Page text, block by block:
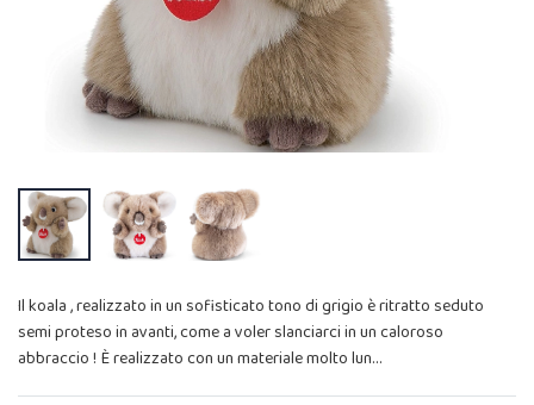
Il koala , realizzato in un sofisticato tono di grigio è ritratto seduto
semi proteso in avanti, come a voler slanciarci in un caloroso
abbraccio ! È realizzato con un materiale molto lun…